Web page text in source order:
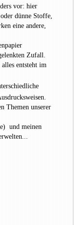
vor: hier
dünne Stoffe,
eine andere,
Zufall.
entsteht im
Themen unserer
und meinen